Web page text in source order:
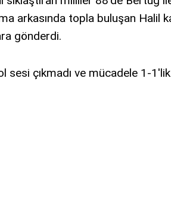
arkasında topla buluşan Halil
gönderdi.
sesi çıkmadı ve mücadele 1-